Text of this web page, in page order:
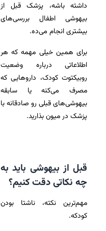
داشته باشه، پزشک قبل از
بیهوشی اطفال بررسی‌های
بیشتری انجام می‌ده.
برای همین خیلی مهمه که هر
اطلاعاتی درباره وضعیت
روبیکتوت کودک، داروهایی که
مصرف می‌کنه یا سابقه
بیهوشی‌های قبلی رو صادقانه با
پزشک در میون بذارید.
قبل از بیهوشی باید به
چه نکاتی دقت کنیم؟
مهم‌ترین نکته، ناشتا بودن
کودکه.